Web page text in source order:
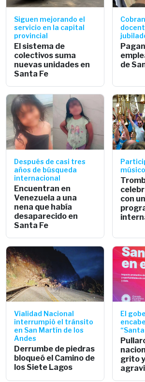
Siguen mejorando el
servicio en la capital
provincial
El sistema de
colectivos suma
nuevas unidades en
Santa Fe
de
Después de casi tres
años de búsqueda
internacional
Encuentran en
Venezuela a una
nena que había
desaparecido en
Santa Fe
con
Vialidad Nacional
interrumpió el tránsito
en San Martín de los
Andes
Derrumbe de piedras
bloqueó el Camino de
los Siete Lagos
El
grito